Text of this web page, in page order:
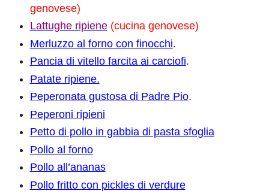
genovese)
Lattughe ripiene (cucina genovese)
Merluzzo al forno con finocchi.
Pancia di vitello farcita ai carciofi.
Patate ripiene.
Peperonata gustosa di Padre Pio.
Peperoni ripieni
Petto di pollo in gabbia di pasta sfoglia
Pollo al forno
Pollo all’ananas
Pollo fritto con pickles di verdure